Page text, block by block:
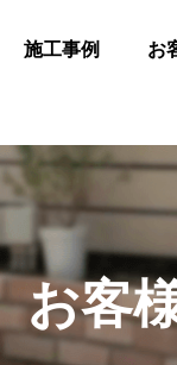
施工事例 お
お客